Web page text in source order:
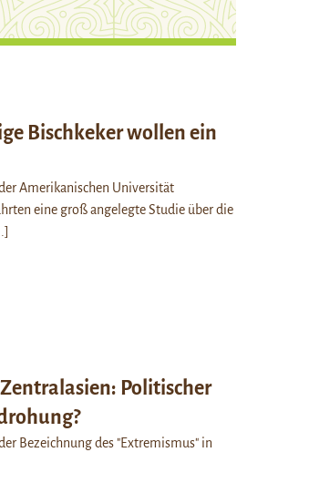
Bischkeker wollen ein
Amerikanischen Universität
eine groß angelegte Studie über die
Politischer
Bezeichnung des "Extremismus" in